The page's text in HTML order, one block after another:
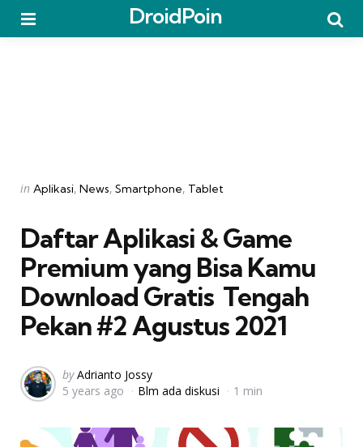
DroidPoin
Categories
Posted
in Aplikasi News Smartphone Tablet
Daftar Aplikasi & Game
Premium yang Bisa Kamu
Download Gratis  Tengah
Pekan #2 Agustus 2021
Posted
by
by Adrianto Jossy
5 years ago
Blm ada diskusi 1 min